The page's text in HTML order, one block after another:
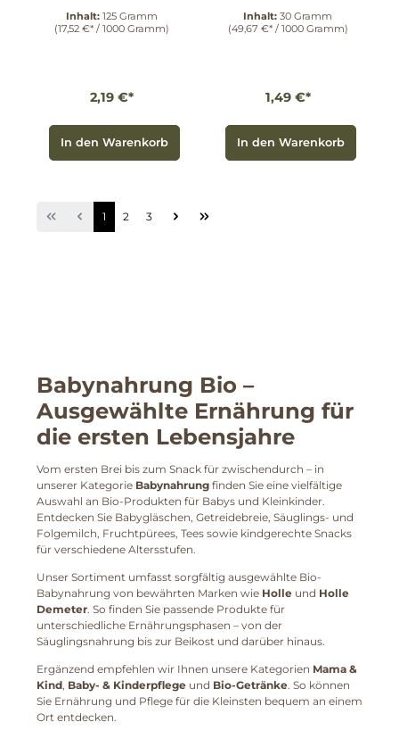
Inhalt: 125 Gramm
(17,52 €* / 1000 Gramm)
2,19 €*
In den Warenkorb
Inhalt: 30 Gramm
(49,67 €* / 1000 Gramm)
1,49 €*
In den Warenkorb
1 2 3
Babynahrung Bio –
Ausgewählte Ernährung für
die ersten Lebensjahre
Vom ersten Brei bis zum Snack für zwischendurch – in
unserer Kategorie Babynahrung finden Sie eine vielfältige
Auswahl an Bio-Produkten für Babys und Kleinkinder.
Entdecken Sie Babygläschen, Getreidebreie, Säuglings- und
Folgemilch, Fruchtpürees, Tees sowie kindgerechte Snacks
für verschiedene Altersstufen.
Unser Sortiment umfasst sorgfältig ausgewählte Bio-
Babynahrung von bewährten Marken wie Holle und Holle
Demeter. So finden Sie passende Produkte für
unterschiedliche Ernährungsphasen – von der
Säuglingsnahrung bis zur Beikost und darüber hinaus.
Ergänzend empfehlen wir Ihnen unsere Kategorien Mama &
Kind, Baby- & Kinderpflege und Bio-Getränke. So können
Sie Ernährung und Pflege für die Kleinsten bequem an einem
Ort entdecken.